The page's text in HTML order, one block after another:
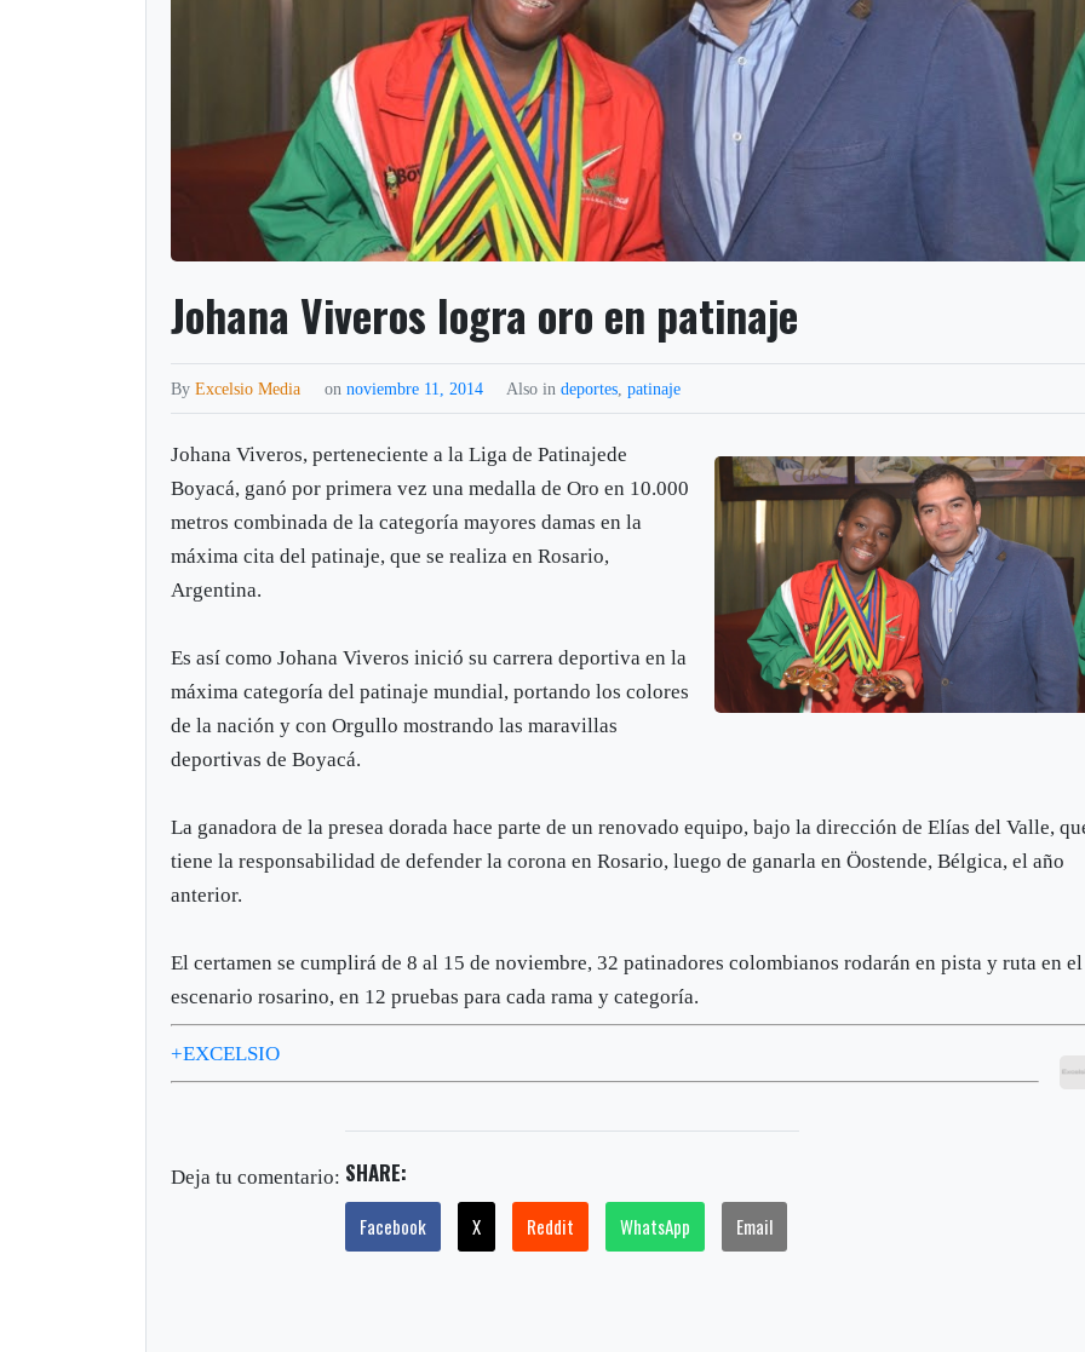
Johana Viveros logra oro en patinaje
ByExcelsio Media onnoviembre 11, 2014 Also indeportes ,patinaje
Johana Viveros, perteneciente a la Liga de Patinajede
Boyacá, ganó por primera vez una medalla de Oro en 10.000
metros combinada de la categoría mayores damas en la
máxima cita del patinaje, que se realiza en Rosario,
Argentina.
Es así como Johana Viveros inició su carrera deportiva en la
máxima categoría del patinaje mundial, portando los colores
de la nación y con Orgullo mostrando las maravillas
deportivas de Boyacá.
La ganadora de la presea dorada hace parte de un renovado equipo, bajo la dirección de Elías del Valle,
tiene la responsabilidad de defender la corona en Rosario, luego de ganarla en Öostende, Bélgica, el año
anterior.
El certamen se cumplirá de 8 al 15 de noviembre, 32 patinadores colombianos rodarán en pista y ruta en el
escenario rosarino, en 12 pruebas para cada rama y categoría.
+EXCELSIO
Deja tu comentario: SHARE:
Facebook X Reddit WhatsApp Email